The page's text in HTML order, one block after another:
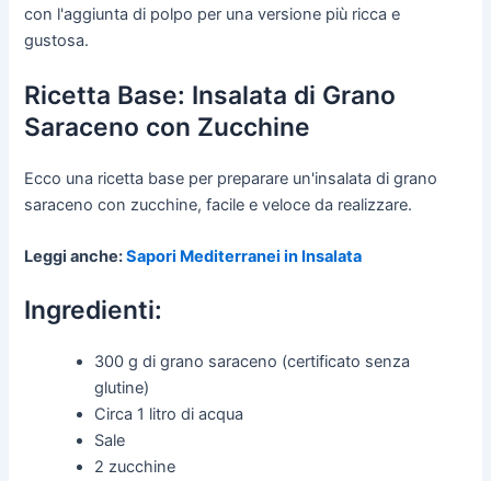
con l'aggiunta di polpo per una versione più ricca e
gustosa.
Ricetta Base: Insalata di Grano
Saraceno con Zucchine
Ecco una ricetta base per preparare un'insalata di grano
saraceno con zucchine, facile e veloce da realizzare.
Leggi anche:Sapori Mediterranei in Insalata
Ingredienti:
300 g di grano saraceno (certificato senza
glutine)
Circa 1 litro di acqua
Sale
2 zucchine